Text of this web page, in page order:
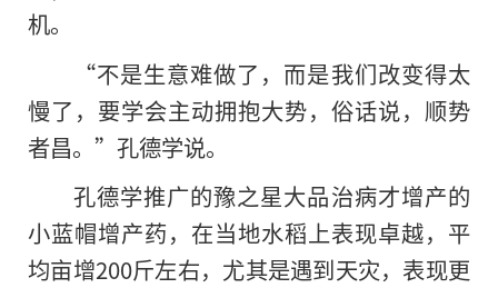
机。
“不是生意难做了，而是我们改变得太
慢了，要学会主动拥抱大势，俗话说，顺势
者昌。”孔德学说。
孔德学推广的豫之星大品治病才增产的
小蓝帽增产药，在当地水稻上表现卓越，平
均亩增200斤左右，尤其是遇到天灾，表现更